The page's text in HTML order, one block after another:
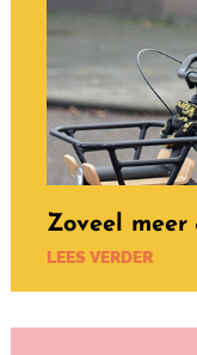
Zoveel meer
LEES VERDER